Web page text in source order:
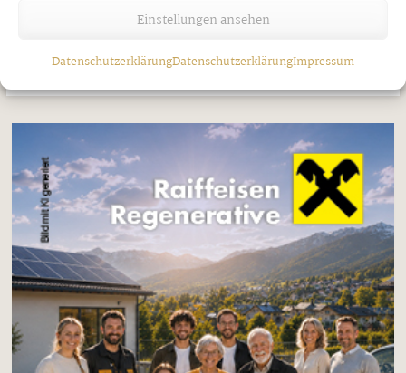
Einstellungen ansehen
DatenschutzerklärungDatenschutzerklärungImpressum
Freitag, 7. August 2026